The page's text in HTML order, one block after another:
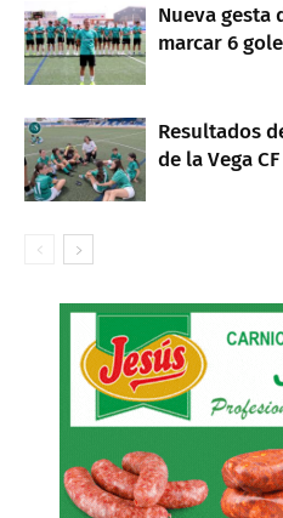
Nueva gesta
marcar 6
Resultados
de la Vega CF